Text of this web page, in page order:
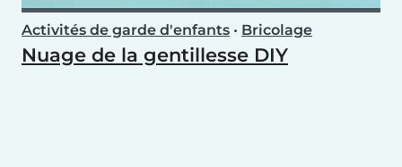
Activités de garde d'enfants • Bricolage
Nuage de la gentillesse DIY